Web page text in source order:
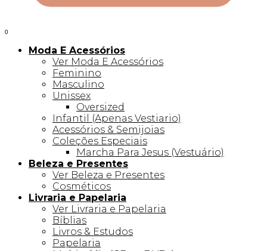
0
Moda E Acessórios
Ver Moda E Acessórios
Feminino
Masculino
Unissex
Oversized
Infantil (Apenas Vestiario)
Acessórios & Semijoias
Coleções Especiais
Marcha Para Jesus (Vestuário)
Beleza e Presentes
Ver Beleza e Presentes
Cosméticos
Livraria e Papelaria
Ver Livraria e Papelaria
Bíblias
Livros & Estudos
Papelaria